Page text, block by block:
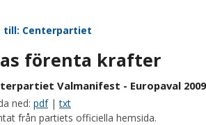
till: Centerpartiet
förenta krafter
Valmanifest - Europaval 2009
ned: pdf|txt
från partiets officiella hemsida.